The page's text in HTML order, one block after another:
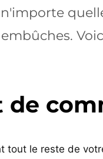
de
le reste de